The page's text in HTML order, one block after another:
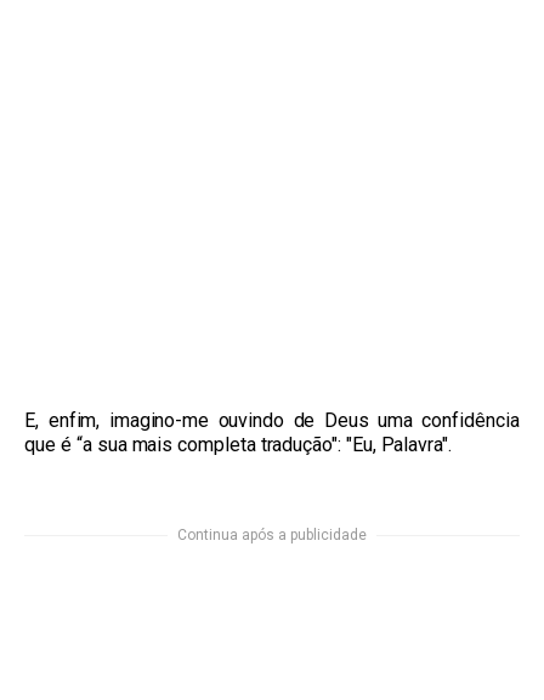
E, enfim, imagino-me ouvindo de Deus uma confidência
que é “a sua mais completa tradução": "Eu, Palavra".
Continua após a publicidade